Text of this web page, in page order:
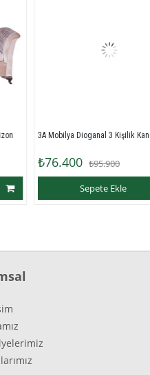
3A Mobilya
₺76.400 ₺95.900
Sepete Ekle